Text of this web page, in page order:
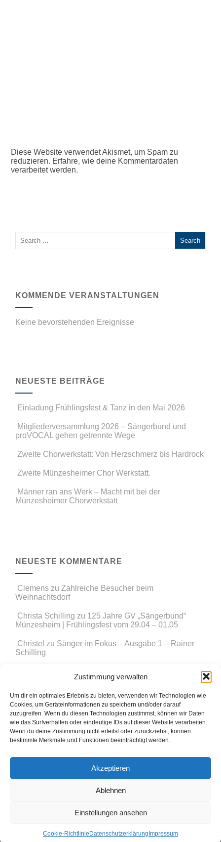
Zustimmung verwalten
Um dir ein optimales Erlebnis zu bieten, verwenden wir Technologien wie
Cookies, um Geräteinformationen zu speichern und/oder darauf
zuzugreifen. Wenn du diesen Technologien zustimmst, können wir Daten
wie das Surfverhalten oder eindeutige IDs auf dieser Website verarbeiten.
Wenn du deine Zustimmung nicht erteilst oder zurückziehst, können
bestimmte Merkmale und Funktionen beeinträchtigt werden.
Akzeptieren
Ablehnen
Einstellungen ansehen
Cookie-Richtlinie Datenschutzerklärung Impressum
Diese Website verwendet Akismet, um Spam zu
reduzieren. Erfahre, wie deine Kommentardaten
verarbeitet werden.
KOMMENDE VERANSTALTUNGEN
Keine bevorstehenden Ereignisse
NEUESTE BEITRÄGE
Einladung Frühlingsfest & Tanz in den Mai 2026
Mitgliederversammlung 2026 – Sängerbund und
proVOCAL gehen getrennte Wege
Zweite Chorwerkstatt: Von Herzschmerz bis Hardrock
Zweite Münzesheimer Chor Werkstatt.
Männer ran ans Werk – Macht mit bei der
Münzesheimer Chorwerkstatt
NEUESTE KOMMENTARE
Clemens zu Zahlreiche Besucher beim
Weihnachtsdorf
Christa Schilling zu 125 Jahre GV „Sängerbund“
Münzesheim | Frühlingsfest vom 29.04 – 01.05
Christel zu Sänger im Fokus – Ausgabe 1 – Rainer
Schilling
Münzesheimer Adventsfenster mit
dem Männerchor
Simon HörrlezuMünzesheimer Adventsfenster mit
dem Männerchor
© 2015 Sängerbund Münzesheim e.V.